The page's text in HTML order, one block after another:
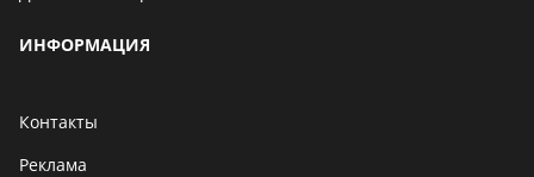
ИНФОРМАЦИЯ
Контакты
Реклама